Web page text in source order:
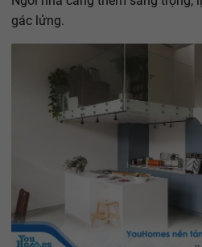
gác lửng.